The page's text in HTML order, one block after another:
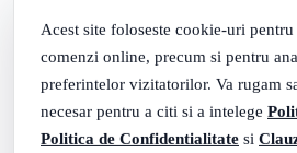
Acest site foloseste cookie-uri pentru
comenzi online, precum si pentru
preferintelor vizitatorilor. Va rugam
necesar pentru a citi si a intelege
Politica de Confidentialitate si
Adauga in cos